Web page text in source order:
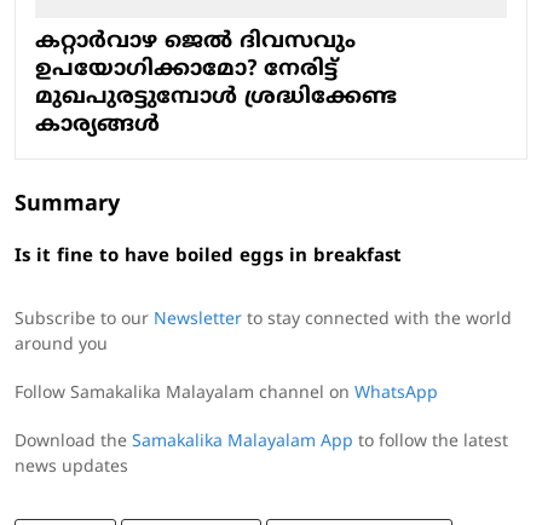
കറ്റാർവാഴ ജെൽ ദിവസവും
ഉപയോഗിക്കാമോ? നേരിട്ട്
മുഖപുരട്ടുമ്പോൾ ശ്രദ്ധിക്കേണ്ട
കാര്യങ്ങൾ
Summary
Is it fine to have boiled eggs in breakfast
Subscribe to our Newsletter to stay connected with the world
around you
Follow Samakalika Malayalam channel on WhatsApp
Download the Samakalika Malayalam App to follow the latest
news updates